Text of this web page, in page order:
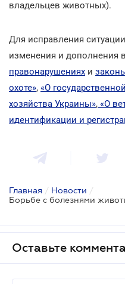
владельцев животных).
Для исправления
изменения и дополнения в
правонарушениях и
охоте», «О
хозяйства Украины», «О
идентификации и
Главная / Новости /
Оставьте